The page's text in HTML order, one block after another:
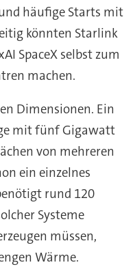
häufige Starts mit
könnten Starlink
SpaceX selbst zum
machen.
Dimensionen. Ein
mit fünf Gigawatt
von mehreren
ein einzelnes
rund 120
Systeme
müssen,
Wärme.